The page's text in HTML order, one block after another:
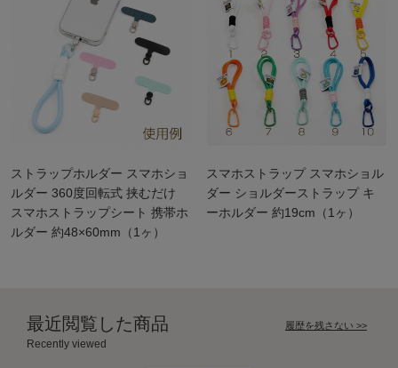
ストラップホルダー スマホショ
ルダー 360度回転式 挟むだけ
スマホストラップシート 携帯ホ
ルダー 約48×60mm（1ヶ）
スマホストラップ スマホショル
ダー ショルダーストラップ キ
ーホルダー 約19cm（1ヶ）
最近閲覧した商品
Recently viewed
履歴を残さない >>